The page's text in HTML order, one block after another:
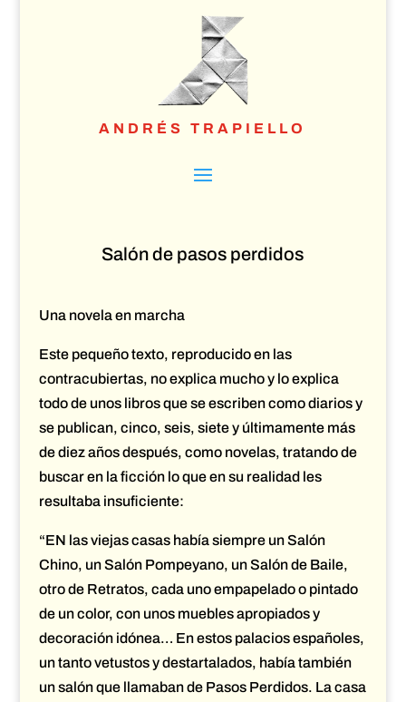
ANDRÉS TRAPIELLO
Salón de pasos perdidos
Una novela en marcha
Este pequeño texto, reproducido en las
contracubiertas, no explica mucho y lo explica
todo de unos libros que se escriben como diarios y
se publican, cinco, seis, siete y últimamente más
de diez años después, como novelas, tratando de
buscar en la ficción lo que en su realidad les
resultaba insuficiente:
“EN las viejas casas había siempre un Salón
Chino, un Salón Pompeyano, un Salón de Baile,
otro de Retratos, cada uno empapelado o pintado
de un color, con unos muebles apropiados y
decoración idónea… En estos palacios españoles,
un tanto vetustos y destartalados, había también
un salón que llamaban de Pasos Perdidos. La casa